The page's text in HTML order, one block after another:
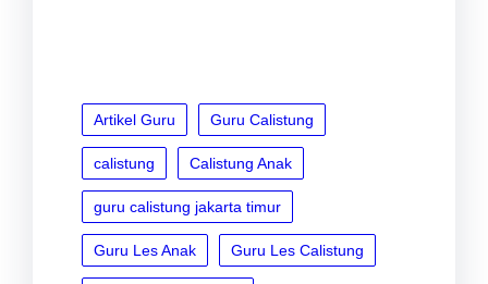
Artikel Guru Guru Calistung
calistung Calistung Anak
guru calistung jakarta timur
Guru Les Anak Guru Les Calistung